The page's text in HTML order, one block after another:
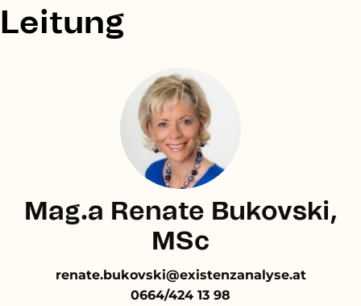
Leitung
Mag.a Renate Bukovski,
MSc
renate.bukovski@existenzanalyse.at
0664/424 13 98